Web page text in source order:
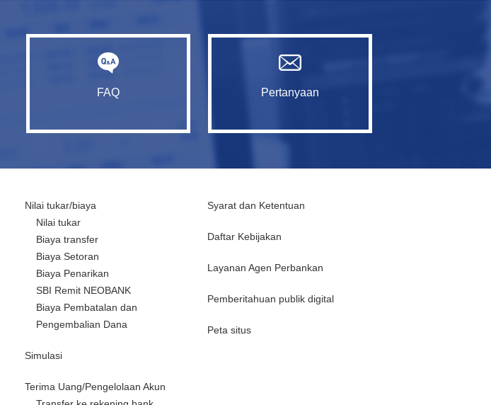
FAQ Pertanyaan
Nilai tukar/biaya
Nilai tukar
Biaya transfer
Biaya Setoran
Biaya Penarikan
SBI Remit NEOBANK
Biaya Pembatalan dan
Pengembalian Dana
Simulasi
Terima Uang/Pengelolaan Akun
Syarat dan Ketentuan
Daftar Kebijakan
Layanan Agen Perbankan
Pemberitahuan publik digital
Peta situs